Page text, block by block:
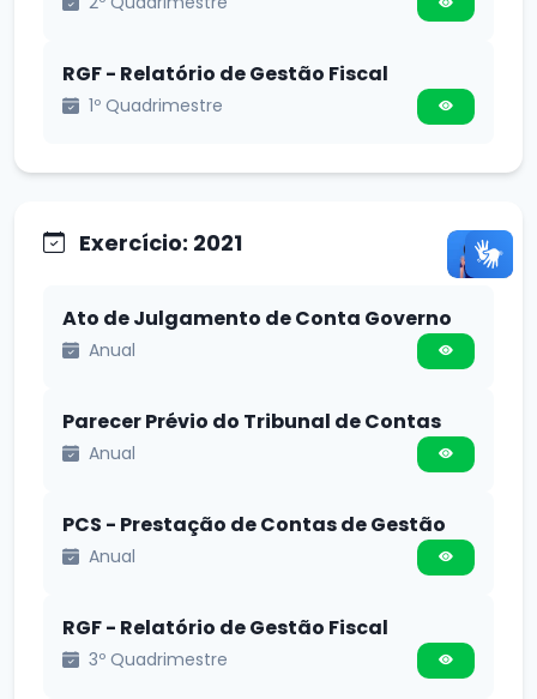
RGF - Relatório de Gestão Fiscal
1º Quadrimestre
Exercício: 2021
Ato de Julgamento de Conta Governo
Anual
Parecer Prévio do Tribunal de Contas
Anual
PCS - Prestação de Contas de Gestão
Anual
RGF - Relatório de Gestão Fiscal
3º Quadrimestre